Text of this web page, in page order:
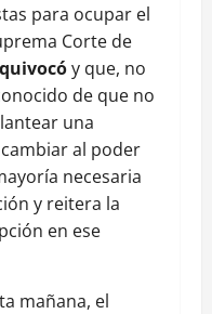
para ocupar el
Corte de
y que, no
de que no
una
al poder
necesaria
y reitera la
en ese
mañana, el